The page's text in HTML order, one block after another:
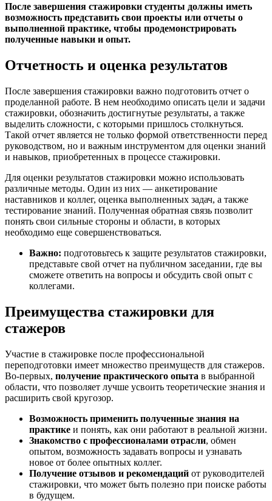
После завершения стажировки студенты должны иметь
возможность представить свои проекты или отчеты о
выполненной практике, чтобы продемонстрировать
полученные навыки и опыт.
Отчетность и оценка результатов
После завершения стажировки важно подготовить отчет о
проделанной работе. В нем необходимо описать цели и задачи
стажировки, обозначить достигнутые результаты, а также
выделить сложности, с которыми пришлось столкнуться.
Такой отчет является не только формой ответственности перед
руководством, но и важным инструментом для оценки знаний
и навыков, приобретенных в процессе стажировки.
Для оценки результатов стажировки можно использовать
различные методы. Один из них — анкетирование
наставников и коллег, оценка выполненных задач, а также
тестирование знаний. Полученная обратная связь позволит
понять свои сильные стороны и области, в которых
необходимо еще совершенствоваться.
Важно: подготовьтесь к защите результатов стажировки,
представьте свой отчет на публичном заседании, где вы
сможете ответить на вопросы и обсудить свой опыт с
коллегами.
Преимущества стажировки для
стажеров
Участие в стажировке после профессиональной
переподготовки имеет множество преимуществ для стажеров.
Во-первых, получение практического опыта в выбранной
области, что позволяет лучше усвоить теоретические знания и
расширить свой кругозор.
Возможность применить полученные знания на
практике и понять, как они работают в реальной жизни.
Знакомство с профессионалами отрасли, обмен
опытом, возможность задавать вопросы и узнавать
новое от более опытных коллег.
Получение отзывов и рекомендаций от руководителей
стажировки, что может быть полезно при поиске работы
в будущем.